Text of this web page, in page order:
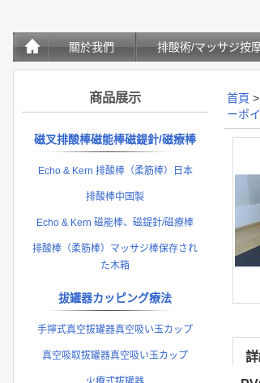
關於我們 排酸術/マッサジ按
商品展示
磁叉排酸棒磁能棒磁鍉針/磁療棒
Echo & Kern 排酸棒（柔筋棒）日本
排酸棒中国製
Echo & Kern 磁能棒、磁鍉針/磁療棒
排酸棒（柔筋棒）マッサジ棒保存され
た木箱
拔罐器カッピング療法
手擰式真空拔罐器真空吸い玉カップ
真空吸取拔罐器真空吸い玉カップ
首頁 >
ーポ